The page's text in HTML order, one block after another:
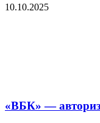
10.10.2025
«ВБК» —